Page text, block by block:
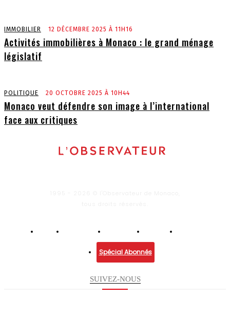
IMMOBILIER 12 DÉCEMBRE 2025 À 11H16
Activités immobilières à Monaco : le grand ménage
législatif
POLITIQUE 20 OCTOBRE 2025 À 10H44
Monaco veut défendre son image à l’international
face aux critiques
Spécial Abonnés
SUIVEZ-NOUS